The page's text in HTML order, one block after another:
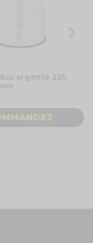
argenté 225